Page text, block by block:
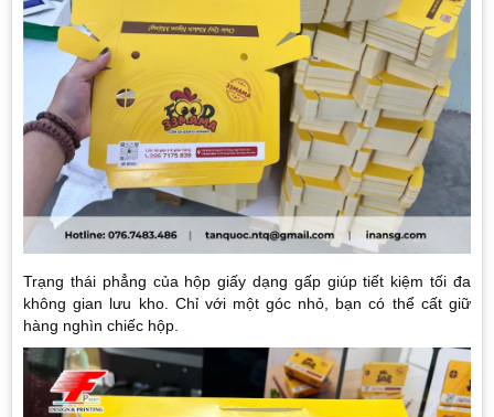
Trạng thái phẳng của hộp giấy dạng gấp giúp tiết kiệm tối đa
không gian lưu kho. Chỉ với một góc nhỏ, bạn có thể cất giữ
hàng nghìn chiếc hộp.